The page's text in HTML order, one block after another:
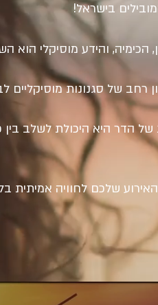
בישראל!
הכימיה, והידע מוסיקלי
רחב של סגנונות
הדר היא היכולת לשלב בין
שלכם לחוויה אמיתית